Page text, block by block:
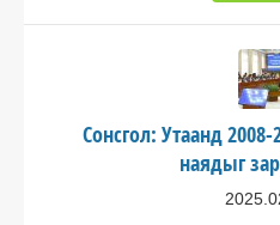
Сонсгол: Утаанд
наядыг